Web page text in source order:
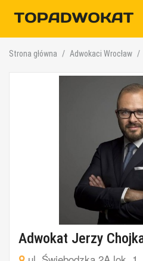
Strona główna Adwokaci Wrocław
Adwokat Jerzy